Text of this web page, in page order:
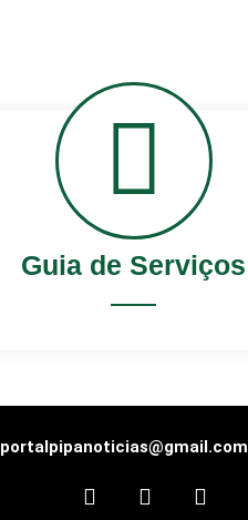
Guia de Serviços
portalpipanoticias@gmail.com